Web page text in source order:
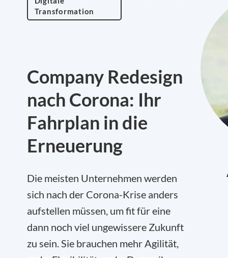
Transformation
Company Redesign
nach Corona: Ihr
Fahrplan in die
Erneuerung
Die meisten Unternehmen werden
sich nach der Corona-Krise anders
aufstellen müssen, um fit für eine
dann noch viel ungewissere Zukunft
zu sein. Sie brauchen mehr Agilität,